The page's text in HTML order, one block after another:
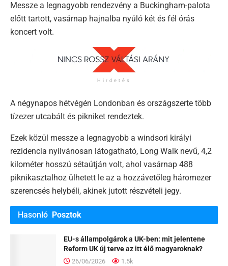
Messze a legnagyobb rendezvény a Buckingham-palota
előtt tartott, vasárnap hajnalba nyúló két és fél órás
koncert volt.
Hirdetés
A négynapos hétvégén Londonban és országszerte több
tízezer utcabált és pikniket rendeztek.
Ezek közül messze a legnagyobb a windsori királyi
rezidencia nyilvánosan látogatható, Long Walk nevű, 4,2
kilométer hosszú sétaútján volt, ahol vasárnap 488
piknikasztalhoz ülhetett le az a hozzávetőleg háromezer
szerencsés helybéli, akinek jutott részvételi jegy.
Hasonló Posztok
EU-s állampolgárok a UK-ben: mit jelentene
Reform UK új terve az itt élő magyaroknak?
26/06/2026 1.5k